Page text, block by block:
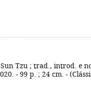
Tzu ; trad., introd. e
- 99 p. ; 24 cm. -